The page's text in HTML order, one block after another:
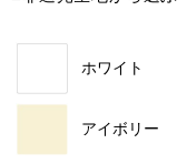
ホワイト
アイボリー